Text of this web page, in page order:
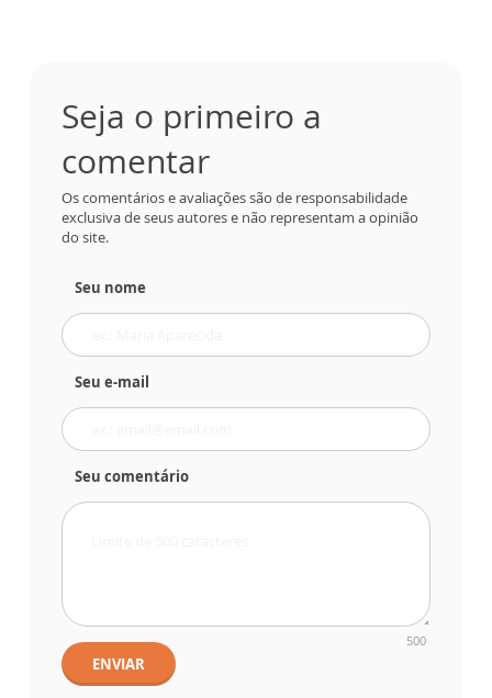
Seja o primeiro a
comentar
Os comentários e avaliações são de responsabilidade
exclusiva de seus autores e não representam a opinião
do site.
Seu nome
Seu e-mail
Seu comentário
500
ENVIAR